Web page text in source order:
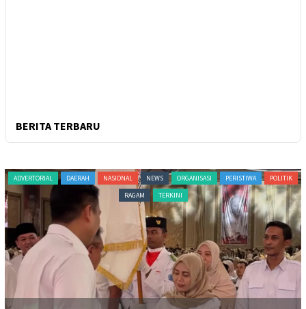
BERITA TERBARU
ADVERTORIAL DAERAH NASIONAL NEWS ORGANISASI PERISTIWA
POLITIK
RAGAM
TERKINI